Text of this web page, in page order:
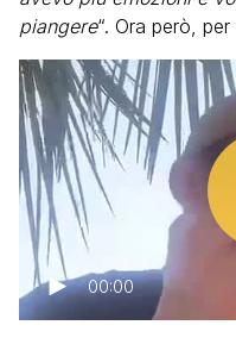
piangere“. Ora però,
00:00